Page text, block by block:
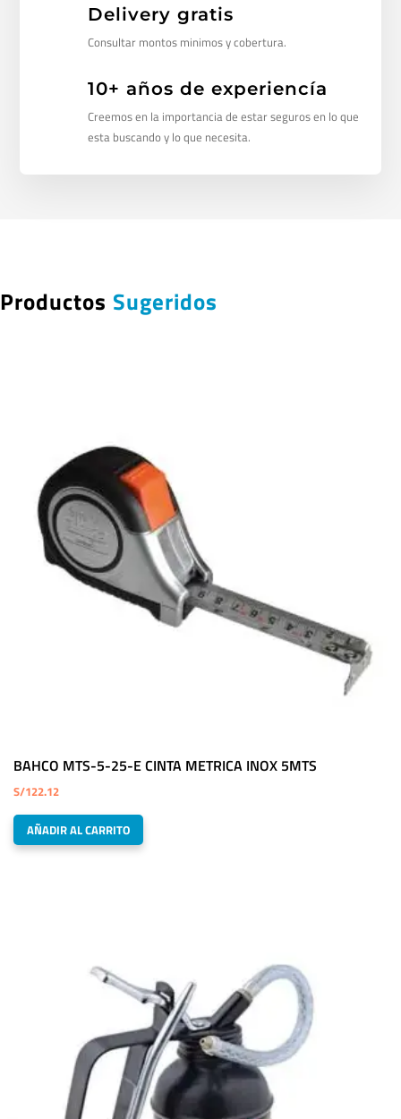
Delivery gratis
Consultar montos minimos y cobertura.
10+ años de experiencía
Creemos en la importancia de estar seguros en lo que
esta buscando y lo que necesita.
Productos Sugeridos
BAHCO MTS-5-25-E CINTA METRICA INOX 5MTS
S/122.12
AÑADIR AL CARRITO